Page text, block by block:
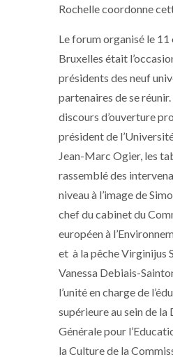
Rochelle coordonne
Le forum organisé le
Bruxelles était
présidents des neuf
partenaires de se
discours d’ouverture
président de
Jean-Marc Ogier, les
rassemblé des
niveau à l’image de
chef du cabinet du
européen à
et à la pêche Virginijus
Vanessa Debiais-
l’unité en charge de
supérieure au sein de
Générale pour
la Culture de la